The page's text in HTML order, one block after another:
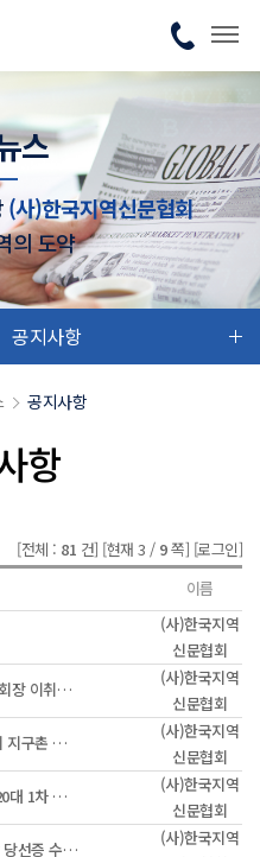
스
(사)한국지역신문협회
의 도약
공지사항
공지사항
항
[전체 : 81 건] [현재 3 / 9쪽] [로그인]
이름
(사)한국지역
신문협회
26년도 정기총회, 제19대.20대 회장 이취임식 안내
(사)한국지역
신문협회
한국지역신문협회 26년도 제9회 지구촌 희망펜상 수상자
(사)한국지역
신문협회
사단법인 한국지역신문협회 제20대 1차 이사회 회의록
(사)한국지역
신문협회
이원주 제20대 한지협 중앙회장 당선증 수여식
(사)한국지역